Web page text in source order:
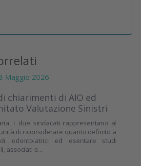
2026
chiarimenti di AIO ed
Valutazione Sinistri
i due sindacati rappresentano al
di riconsiderare quanto definito a
odontoiatrici ed esentare studi
associati e...